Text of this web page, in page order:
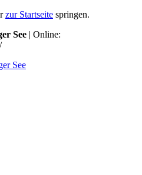
zur Startseite springen.
See | Online: